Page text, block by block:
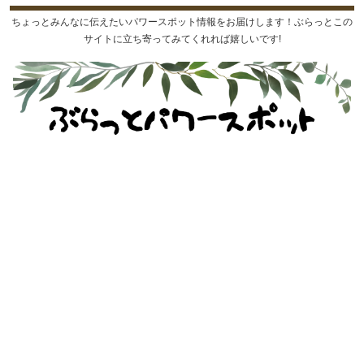
ちょっとみんなに伝えたいパワースポット情報をお届けします！ぶらっとこの
サイトに立ち寄ってみてくれれば嬉しいです!